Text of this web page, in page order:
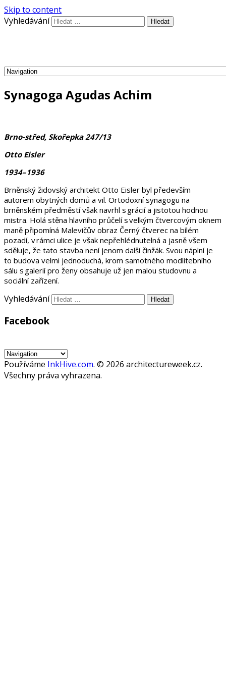
Skip to content
Vyhledávání
Synagoga Agudas Achim
Brno-střed, Skořepka 247/13
Otto Eisler
1934–1936
Brněnský židovský architekt Otto Eisler byl především
autorem obytných domů a vil. Ortodoxní synagogu na
brněnském předměstí však navrhl s grácií a jistotou hodnou
mistra. Holá stěna hlavního průčelí s velkým čtvercovým oknem
maně připomíná Malevičův obraz Černý čtverec na bílém
pozadí, v rámci ulice je však nepřehlédnutelná a jasně všem
sděluje, že tato stavba není jenom další činžák. Svou náplní je
to budova velmi jednoduchá, krom samotného modlitebního
sálu s galerií pro ženy obsahuje už jen malou studovnu a
sociální zařízení.
Vyhledávání
Facebook
Gallery
Používáme InkHive.com. © 2026 architectureweek.cz.
Všechny práva vyhrazena.